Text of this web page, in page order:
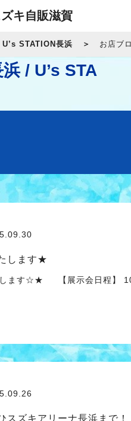
キ自販滋賀
STATION長浜 お店ブ
/ U’s STA
します★
たします☆★ 【展示会日
スズキアリーナ長浜まで！